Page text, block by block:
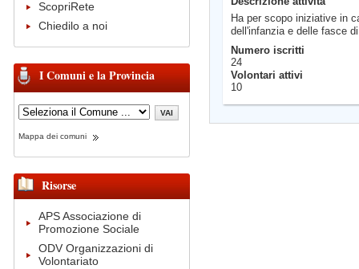
ScopriRete
Chiedilo a noi
I Comuni e la Provincia
Mappa dei comuni
Risorse
APS Associazione di
Promozione Sociale
ODV Organizzazioni di
Volontariato
Ha per scopo iniziative in
dell'infanzia e delle fasce
Numero iscritti
24
Volontari attivi
10